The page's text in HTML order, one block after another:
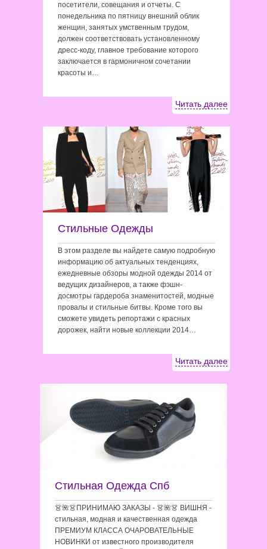
посетители, совещания и отчеты. С
понедельника по пятницу внешний облик
женщин, занятых умственным трудом,
должен соответствовать установленному
дресс-коду, главное требование которого
заключается в гармоничном сочетании
красоты и…
Читать далее
Стильные Одежды
В этом разделе вы найдете самую подробную
информацию об актуальных тенденциях,
ежедневные обзоры модной одежды 2014 от
ведущих дизайнеров, а также фэшн-
досмотры гардероба знаменитостей, модные
провалы и стильные битвы. Кроме того вы
сможете увидеть репортажи с красных
дорожек, найти новые коллекции 2014…
Читать далее
Стильная Одежда Спб
👗🌺👗ПРИНИМАЮ ЗАКАЗЫ - 👗🌺👗 ВИШНЯ -
стильная, модная и качественная одежда
ПРЕМИУМ КЛАССА ОЧАРОВАТЕЛЬНЫЕ
НОВИНКИ от известного производителя